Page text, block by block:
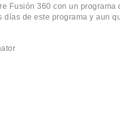
Fusión 360 con un
de este programa y aun